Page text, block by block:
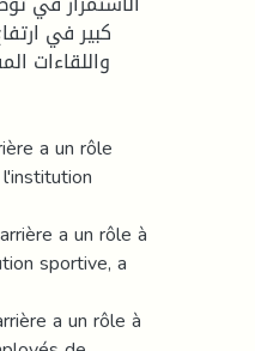
كبير في
واللقاءات
a un rôle
a un rôle à
sportive, a
a un rôle à